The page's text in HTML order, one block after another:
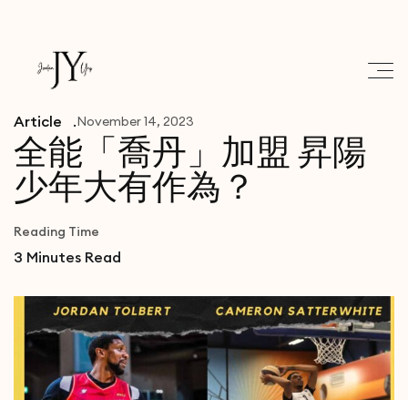
Article November 14, 2023
全能「喬丹」加盟 昇陽
少年大有作為？
Reading Time
3 Minutes Read